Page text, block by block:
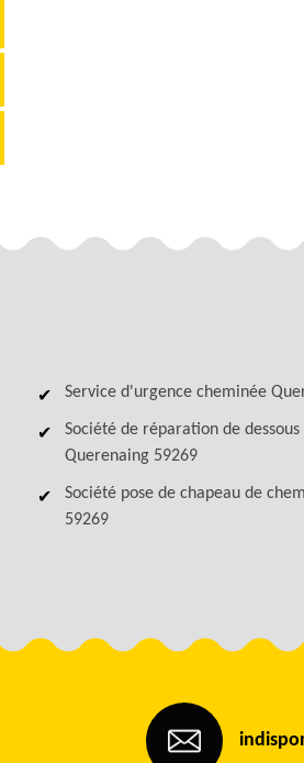
Service d'urgence cheminée
Société de réparation de
Querenaing 59269
Société pose de chapeau de
59269